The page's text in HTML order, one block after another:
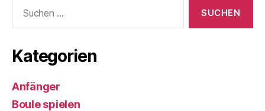
nach:
Kategorien
Anfänger
Boule spielen